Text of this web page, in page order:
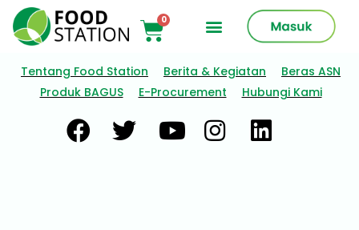
Tentang Food Station Berita & Kegiatan
Beras ASN
Produk BAGUS
E-Procurement Hubungi Kami